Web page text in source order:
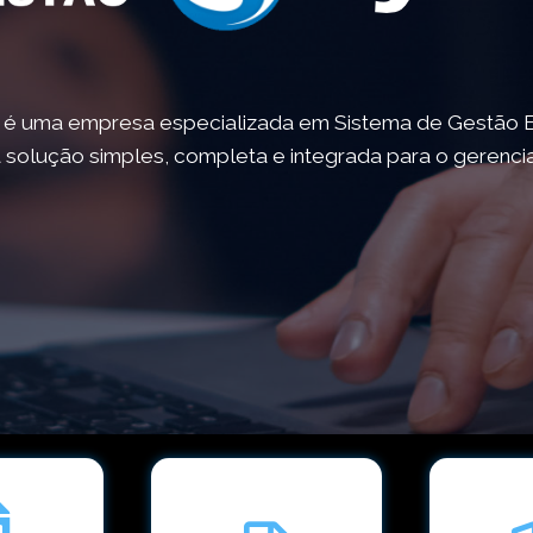
é uma empresa especializada em Sistema de Gestão
simples, completa e integrada para o